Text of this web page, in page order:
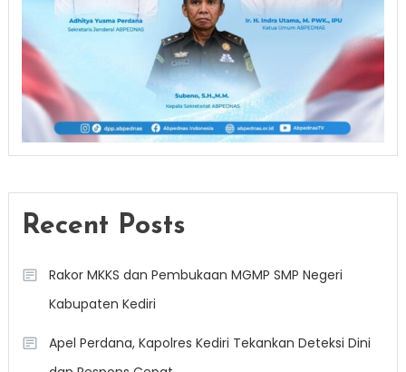
Recent Posts
Rakor MKKS dan Pembukaan MGMP SMP Negeri
Kabupaten Kediri
Apel Perdana, Kapolres Kediri Tekankan Deteksi Dini